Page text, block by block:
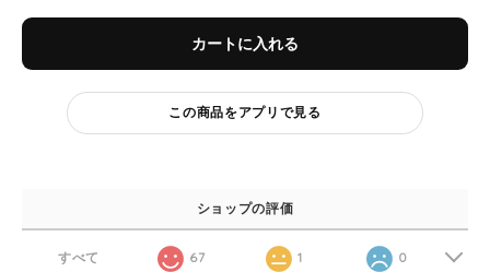
カートに入れる
この商品をアプリで見る
ショップの評価
すべて 67 1 0